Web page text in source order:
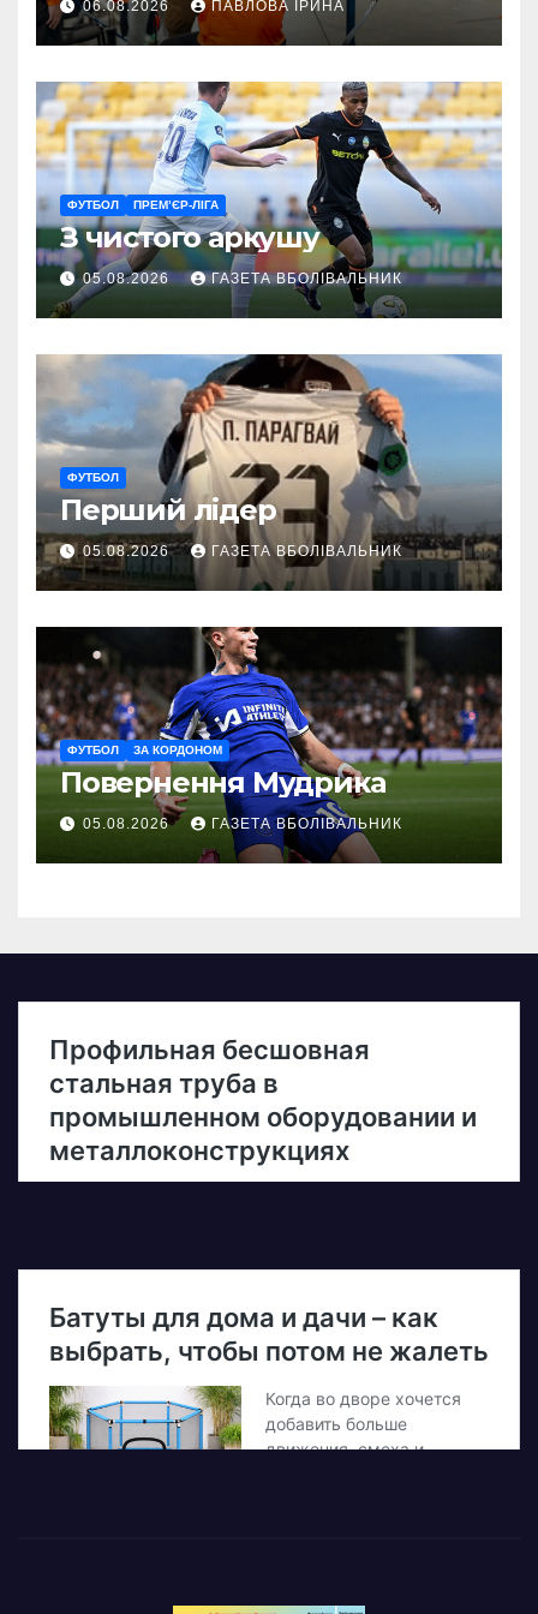
ГАРТ 2026 – як долучитися
ветеранам
06.08.2026 ПАВЛОВА ІРИНА
ФУТБОЛ ПРЕМ’ЄР-ЛІГА
З чистого аркушу
05.08.2026 ГАЗЕТА ВБОЛІВАЛЬНИК
ФУТБОЛ
Перший лідер
05.08.2026 ГАЗЕТА ВБОЛІВАЛЬНИК
ФУТБОЛ ЗА КОРДОНОМ
Повернення Мудрика
05.08.2026 ГАЗЕТА ВБОЛІВАЛЬНИК